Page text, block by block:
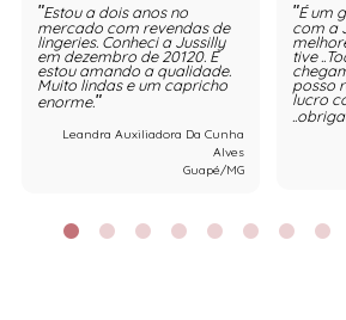
Estou a dois anos no
mercado com revendas de
lingeries. Conheci a Jussilly
em dezembro de 20120. E
estou amando a qualidade.
Muito lindas e um capricho
enorme.
Leandra Auxiliadora Da Cunha
Alves
Guapé/MG
É um
com a
tive
posso
lucro